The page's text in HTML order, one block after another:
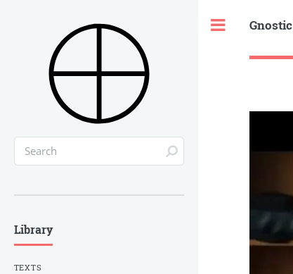
Library
TEXTS
Toggle